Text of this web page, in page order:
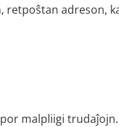
retpoŝtan adreson,
malpliigi trudaĵojn.